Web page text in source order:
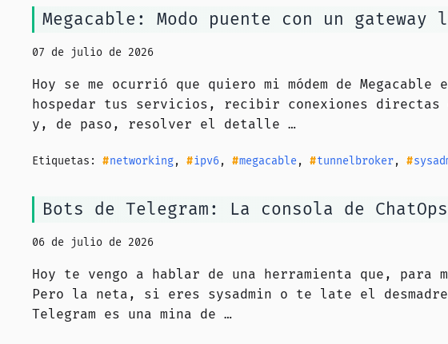
Megacable: Modo puente con un gateway
07 de julio de 2026
Hoy se me ocurrió que quiero mi módem de
hospedar tus servicios, recibir conexiones directas
y, de paso, resolver el detalle …
Etiquetas: networking, ipv6, megacable, tunnelbroker,
Bots de Telegram: La consola de
06 de julio de 2026
Hoy te vengo a hablar de una herramienta que, para
Pero la neta, si eres sysadmin o te late el
Telegram es una mina de …